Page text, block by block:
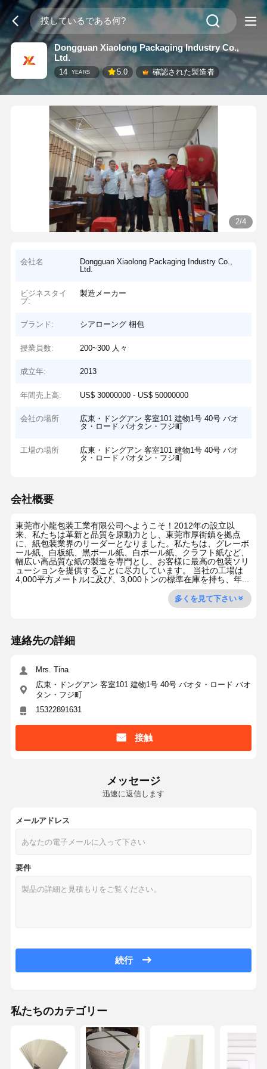
Dongguan Xiaolong Packaging Industry Co.,
Ltd.
14 YEARS 5.0 確認された製造者
2/4
会社名
Dongguan Xiaolong Packaging Industry Co.,
Ltd.
ビジネスタイ
プ:
製造メーカー
ブランド: シアローング 梱包
授業員数: 200~300 人々
成立年: 2013
年間売上高: US$ 30000000 - US$ 50000000
会社の場所
広東・ドングアン 客室101 建物1号 40号 バオ
タ・ロード バオタン・フジ町
工場の場所
広東・ドングアン 客室101 建物1号 40号 バオ
タ・ロード バオタン・フジ町
会社概要
東莞市小龍包装工業有限公司へようこそ！2012年の設立以
来、私たちは革新と品質を原動力とし、東莞市厚街鎮を拠点
に、紙包装業界のリーダーとなりました。私たちは、グレーボ
ール紙、白板紙、黒ボール紙、白ボール紙、クラフト紙など、
幅広い高品質な紙の製造を専門とし、お客様に最高の包装ソリ
ューションを提供することに尽力しています。 当社の工場は
4,000平方メートルに及び、3,000トンの標準在庫を持ち、年...
多くを見て下さい
連絡先の詳細
Mrs. Tina
広東・ドングアン 客室101 建物1号 40号 バオタ・ロード バオ
タン・フジ町
15322891631
接触
メッセージ
迅速に返信します
メールアドレス
要件
続行
私たちのカテゴリー